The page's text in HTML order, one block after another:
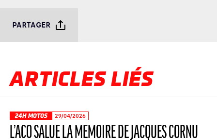
PARTAGER
ARTICLES LIÉS
24H MOTOS 29/04/2026
L’ACO SALUE LA MÉMOIRE DE JACQUES CORNU